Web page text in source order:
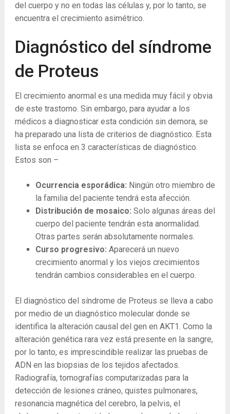
del cuerpo y no en todas las células y, por lo tanto, se
encuentra el crecimiento asimétrico.
Diagnóstico del síndrome
de Proteus
El crecimiento anormal es una medida muy fácil y obvia
de este trastorno. Sin embargo, para ayudar a los
médicos a diagnosticar esta condición sin demora, se
ha preparado una lista de criterios de diagnóstico. Esta
lista se enfoca en 3 características de diagnóstico.
Estos son –
Ocurrencia esporádica: Ningún otro miembro de
la familia del paciente tendrá esta afección.
Distribución de mosaico: Solo algunas áreas del
cuerpo del paciente tendrán esta anormalidad.
Otras partes serán absolutamente normales.
Curso progresivo: Aparecerá un nuevo
crecimiento anormal y los viejos crecimientos
tendrán cambios considerables en el cuerpo.
El diagnóstico del síndrome de Proteus se lleva a cabo
por medio de un diagnóstico molecular donde se
identifica la alteración causal del gen en AKT1. Como la
alteración genética rara vez está presente en la sangre,
por lo tanto, es imprescindible realizar las pruebas de
ADN en las biopsias de los tejidos afectados.
Radiografía, tomografías computarizadas para la
detección de lesiones cráneo, quistes pulmonares,
resonancia magnética del cerebro, la pelvis, el